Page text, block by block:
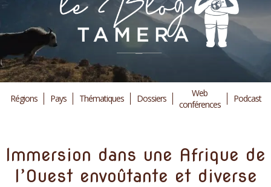
Régions Pays Thématiques Dossiers
Web
conférences
Podcast
Immersion dans une Afrique de
l’Ouest envoûtante et diverse